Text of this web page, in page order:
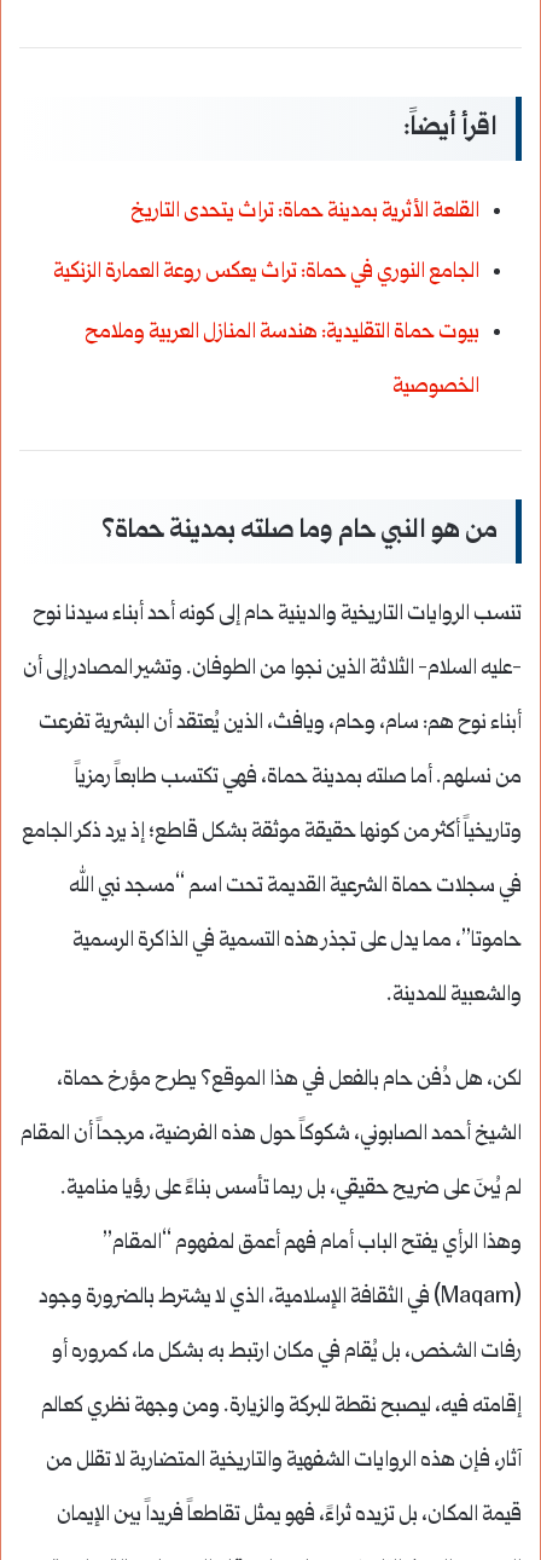
اقرأ أيضاً:
القلعة الأثرية بمدينة حماة: تراث يتحدى التاريخ
الجامع النوري في حماة: تراث يعكس روعة العمارة الزنكية
بيوت حماة التقليدية: هندسة المنازل العربية وملامح
الخصوصية
من هو النبي حام وما صلته بمدينة حماة؟
تنسب الروايات التاريخية والدينية حام إلى كونه أحد أبناء سيدنا نوح
-عليه السلام- الثلاثة الذين نجوا من الطوفان. وتشير المصادر إلى أن
أبناء نوح هم: سام، وحام، ويافث، الذين يُعتقد أن البشرية تفرعت
من نسلهم. أما صلته بمدينة حماة، فهي تكتسب طابعاً رمزياً
وتاريخياً أكثر من كونها حقيقة موثقة بشكل قاطع؛ إذ يرد ذكر الجامع
في سجلات حماة الشرعية القديمة تحت اسم “مسجد نبي الله
حاموتا”، مما يدل على تجذر هذه التسمية في الذاكرة الرسمية
والشعبية للمدينة.
لكن، هل دُفن حام بالفعل في هذا الموقع؟ يطرح مؤرخ حماة،
الشيخ أحمد الصابوني، شكوكاً حول هذه الفرضية، مرجحاً أن المقام
لم يُبنَ على ضريح حقيقي، بل ربما تأسس بناءً على رؤيا منامية.
وهذا الرأي يفتح الباب أمام فهم أعمق لمفهوم “المقام”
(Maqam) في الثقافة الإسلامية، الذي لا يشترط بالضرورة وجود
رفات الشخص، بل يُقام في مكان ارتبط به بشكل ما، كمروره أو
إقامته فيه، ليصبح نقطة للبركة والزيارة. ومن وجهة نظري كعالم
آثار، فإن هذه الروايات الشفهية والتاريخية المتضاربة لا تقلل من
قيمة المكان، بل تزيده ثراءً، فهو يمثل تقاطعاً فريداً بين الإيمان